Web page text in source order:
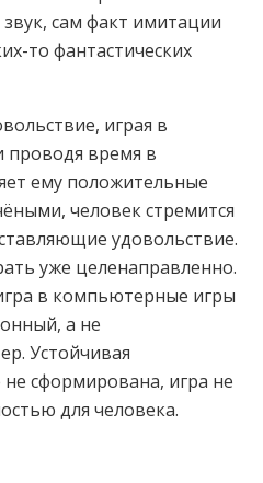
сам факт имитации
то фантастических
играя в
время в
ему положительные
человек стремится
удовольствие.
уже целенаправленно.
в компьютерные игры
а не
Устойчивая
сформирована, игра не
для человека.